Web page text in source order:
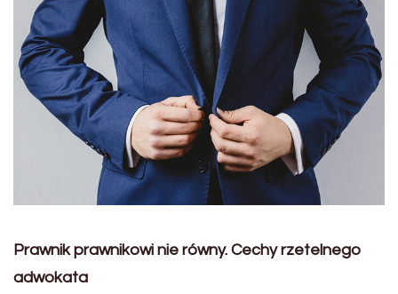
Prawnik prawnikowi nie równy. Cechy rzetelnego
adwokata